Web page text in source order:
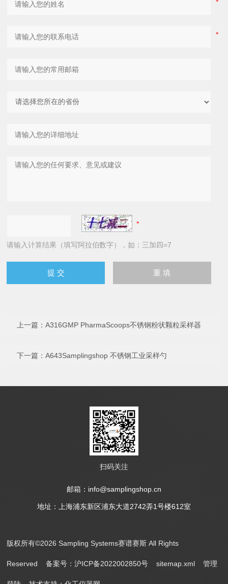
请输入计算结果（填写阿拉伯数字），如：三加四=7
上一篇：A316GMP PharmaScoops不锈钢粉状颗粒采样器
下一篇：A643Samplingshop 不锈钢工业采样勺
扫码关注
邮箱：info@samplingshop.cn
地址：上海浦东新区浦东大道2742弄1号楼612室
版权所有©2026 Sampling Systems赛谱赛斯 All Rights
Reserved备案号：沪ICP备2022002850号 sitemap.xml 管理